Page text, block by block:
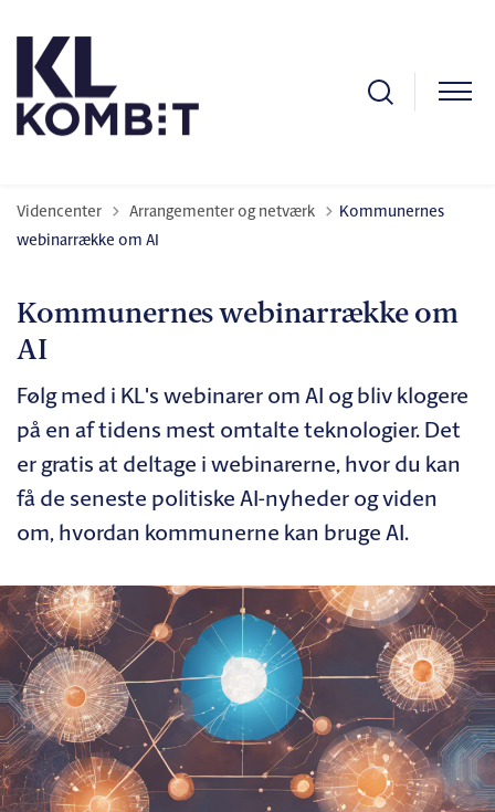
Videncenter Tilbage til
Arrangementer og netværk
Kommunernes
webinarrække om AI
Kommunernes webinarrække om
AI
Følg med i KL's webinarer om AI og bliv klogere
på en af tidens mest omtalte teknologier. Det
er gratis at deltage i webinarerne, hvor du kan
få de seneste politiske AI-nyheder og viden
om, hvordan kommunerne kan bruge AI.